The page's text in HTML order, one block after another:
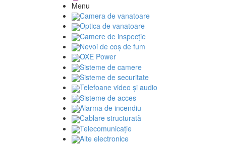
Menu
Camera de vanatoare
Optica de vanatoare
Camere de inspecție
Nevoi de coș de fum
OXE Power
Sisteme de camere
Sisteme de securitate
Telefoane video și audio
Sisteme de acces
Alarma de incendiu
Cablare structurată
Telecomunicaţie
Alte electronice